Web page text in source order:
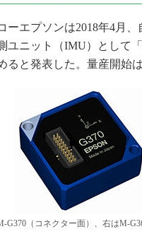
“異端児
改革、
JASA発
IHSア
「英語
ための新
ーエプソンは2018年4月
ユニット（IMU）として
ると発表した。量産開始
G370（コネクター面）、右はM-